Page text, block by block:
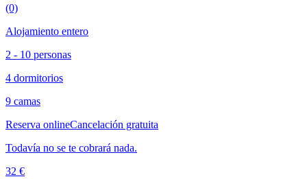
(0)
Alojamiento entero
2 - 10 personas
4 dormitorios
9 camas
Reserva onlineCancelación gratuita
Todavía no se te cobrará nada.
32 €